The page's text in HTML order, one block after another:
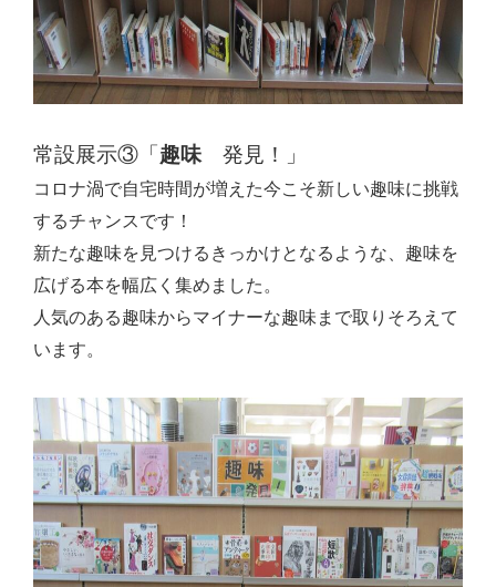
常設展示③「 趣味 発見！」
コロナ渦で自宅時間が増えた今こそ新しい趣味に挑戦
するチャンスです！
新たな趣味を見つけるきっかけとなるような、趣味を
広げる本を幅広く集めました。
人気のある趣味からマイナーな趣味まで取りそろえて
います。